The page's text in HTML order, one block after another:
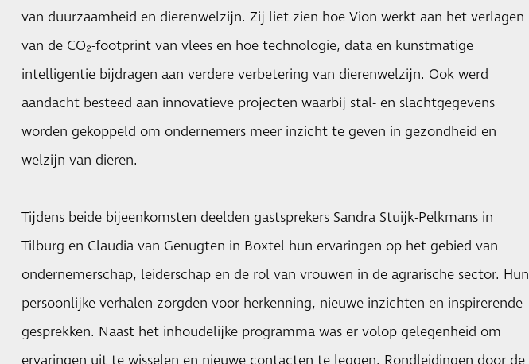
van duurzaamheid en dierenwelzijn. Zij liet zien hoe Vion werkt aan het verlagen
van de CO₂-footprint van vlees en hoe technologie, data en kunstmatige
intelligentie bijdragen aan verdere verbetering van dierenwelzijn. Ook werd
aandacht besteed aan innovatieve projecten waarbij stal- en slachtgegevens
worden gekoppeld om ondernemers meer inzicht te geven in gezondheid en
welzijn van dieren.
Tijdens beide bijeenkomsten deelden gastsprekers Sandra Stuijk-Pelkmans in
Tilburg en Claudia van Genugten in Boxtel hun ervaringen op het gebied van
ondernemerschap, leiderschap en de rol van vrouwen in de agrarische sector. Hun
persoonlijke verhalen zorgden voor herkenning, nieuwe inzichten en inspirerende
gesprekken. Naast het inhoudelijke programma was er volop gelegenheid om